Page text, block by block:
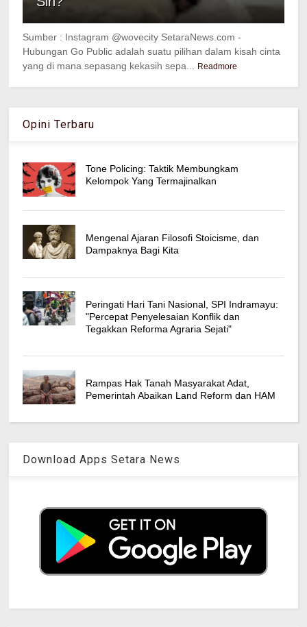
Sumber : Instagram @wovecity SetaraNews.com -
Hubungan Go Public adalah suatu pilihan dalam kisah cinta
yang di mana sepasang kekasih sepa...
Readmore
Opini Terbaru
Tone Policing: Taktik Membungkam
Kelompok Yang Termajinalkan
Mengenal Ajaran Filosofi Stoicisme, dan
Dampaknya Bagi Kita
Peringati Hari Tani Nasional, SPI Indramayu:
"Percepat Penyelesaian Konflik dan
Tegakkan Reforma Agraria Sejati"
Rampas Hak Tanah Masyarakat Adat,
Pemerintah Abaikan Land Reform dan HAM
Download Apps Setara News